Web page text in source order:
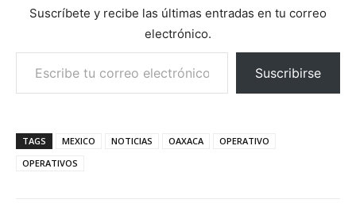
Suscríbete y recibe las últimas entradas en tu correo
electrónico.
Escribe tu correo electrónico…
Suscribirse
TAGS MEXICO NOTICIAS OAXACA
OPERATIVO
OPERATIVOS